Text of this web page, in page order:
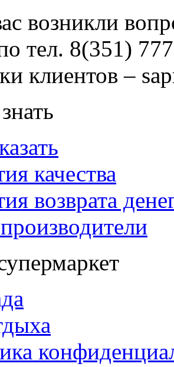
возникли
тел. 8(351)
клиентов –
качества
возврата